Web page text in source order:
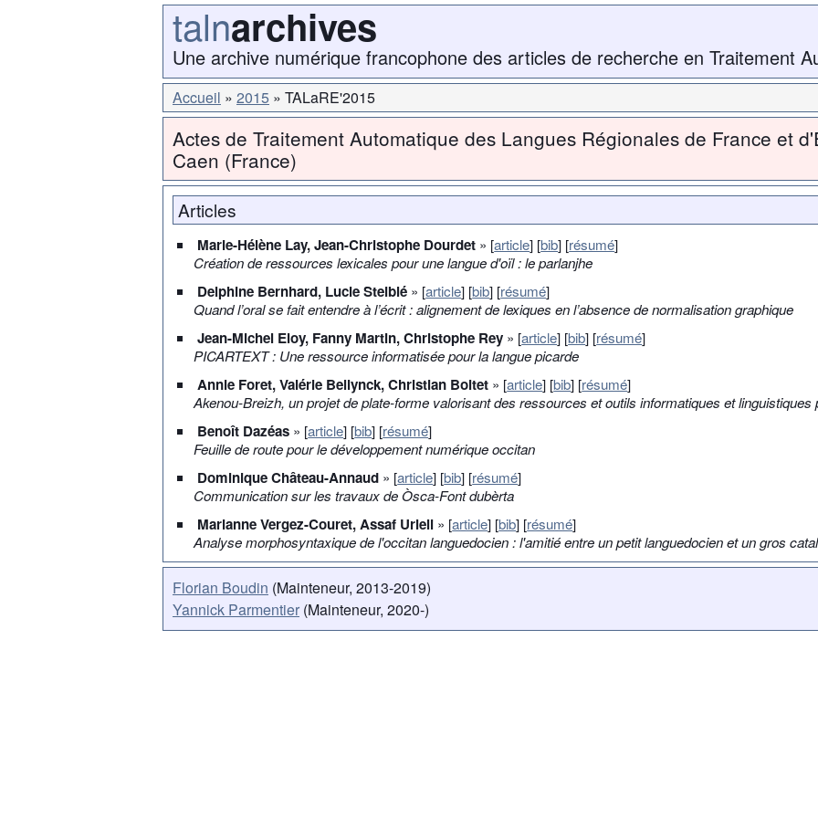
talnarchives
Une archive numérique francophone des articles de recherche en Traitement
Accueil 2015 TALaRE'2015
Actes de Traitement Automatique des Langues Régionales de France et
Caen (France)
Articles
Marie-Hélène Lay, Jean-Christophe Dourdet » [article] [bib] [résumé]
Création de ressources lexicales pour une langue d'oïl : le parlanjhe
Delphine Bernhard, Lucie Steiblé » [article] [bib] [résumé]
Quand l’oral se fait entendre à l’écrit : alignement de lexiques en l’absence de normalisation graphique
Jean-Michel Eloy, Fanny Martin, Christophe Rey » [article] [bib] [résumé]
PICARTEXT : Une ressource informatisée pour la langue picarde
Annie Foret, Valérie Bellynck, Christian Boitet » [article] [bib] [résumé]
Akenou-Breizh, un projet de plate-forme valorisant des ressources et outils informatiques et linguistiques
Benoît Dazéas » [article] [bib] [résumé]
Feuille de route pour le développement numérique occitan
Dominique Château-Annaud » [article] [bib] [résumé]
Communication sur les travaux de Òsca-Font dubèrta
Marianne Vergez-Couret, Assaf Urieli » [article] [bib] [résumé]
Analyse morphosyntaxique de l'occitan languedocien : l'amitié entre un petit languedocien et un gros
Florian Boudin (Mainteneur, 2013-2019)
Yannick Parmentier (Mainteneur, 2020-)